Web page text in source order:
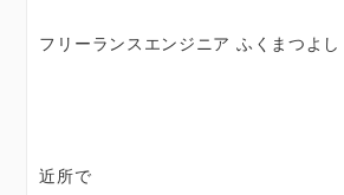
フリーランスエンジニア ふくまつよし
近所で